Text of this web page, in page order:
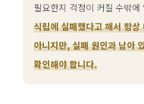
필요한지 걱정이 커질 수밖에
식립에 실패했다고 해서 항
아니지만, 실패 원인과 남아
확인해야 합니다.